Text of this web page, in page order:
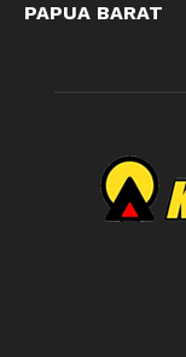
PAPUA BARAT